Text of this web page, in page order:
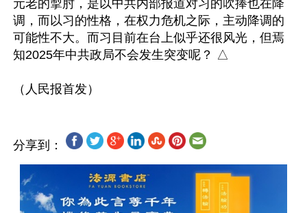
元老的掣肘，是以中共内部报道对习的吹捧也在降
调，而以习的性格，在权力危机之际，主动降调的
可能性不大。而习目前在台上似乎还很风光，但焉
知2025年中共政局不会发生突变呢？ △
分享到：